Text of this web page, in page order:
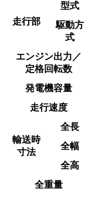
走行部
型式
駆動方
式
エンジン出力／
定格回転数
発電機容量
走行速度
輸送時
寸法
全長
全幅
全高
全重量